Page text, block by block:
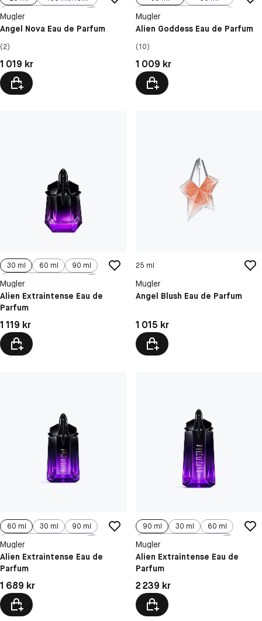
Mugler
Angel Nova Eau de Parfum
(2)
Pris: 1 019 kr
1 019 kr
Mugler
Alien Goddess Eau de Parfum
(10)
Pris: 1 009 kr
1 009 kr
30 ml 60 ml
90 ml
Mugler
Alien Extraintense Eau de
Parfum
Pris: 1 119 kr
1 119 kr
25 ml
Mugler
Angel Blush Eau de Parfum
Pris: 1 015 kr
1 015 kr
60 ml 30 ml
90 ml
Mugler
Alien Extraintense Eau de
Parfum
Pris: 1 689 kr
1 689 kr
90 ml 30 ml
60 ml
Mugler
Alien Extraintense Eau de
Parfum
Pris: 2 239 kr
2 239 kr